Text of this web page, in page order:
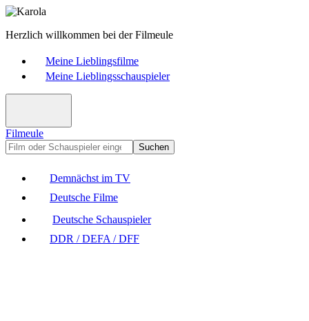
Herzlich willkommen bei der Filmeule
Meine Lieblingsfilme
Meine Lieblingsschauspieler
Filmeule
Suchen
Demnächst im TV
Deutsche Filme
Deutsche Schauspieler
DDR / DEFA / DFF